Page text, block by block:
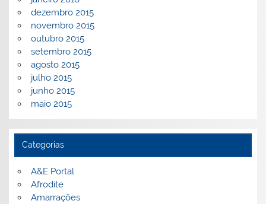
dezembro 2015
novembro 2015
outubro 2015
setembro 2015
agosto 2015
julho 2015
junho 2015
maio 2015
Categorias
A&E Portal
Afrodite
Amarrações